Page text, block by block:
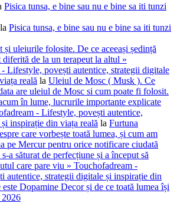
Pisica tunsa, e bine sau nu e bine sa iti tunzi
la Pisica tunsa, e bine sau nu e bine sa iti tunzi
și uleiurile folosite. De ce aceeași ședință
de la un terapeut la altul »
Lifestyle, povești autentice, strategii digitale
reală la Uleiul de Mosc ( Musk ). Ce
are uleiul de Mosc si cum poate fi folosit.
în lume, lucrurile importante explicate
- Lifestyle, povești autentice,
inspirație din viața reală la Furtuna
care vorbește toată lumea, și cum am
pe Mercur pentru orice notificare ciudată
a săturat de perfecțiune și a început să
care pare viu » Touchofadream -
autentice, strategii digitale și inspirație din
este Dopamine Decor și de ce toată lumea își
2026